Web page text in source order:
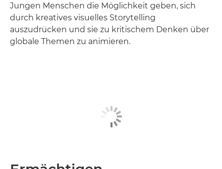
Jungen Menschen die Möglichkeit geben, sich
durch kreatives visuelles Storytelling
auszudrücken und sie zu kritischem Denken über
globale Themen zu animieren.